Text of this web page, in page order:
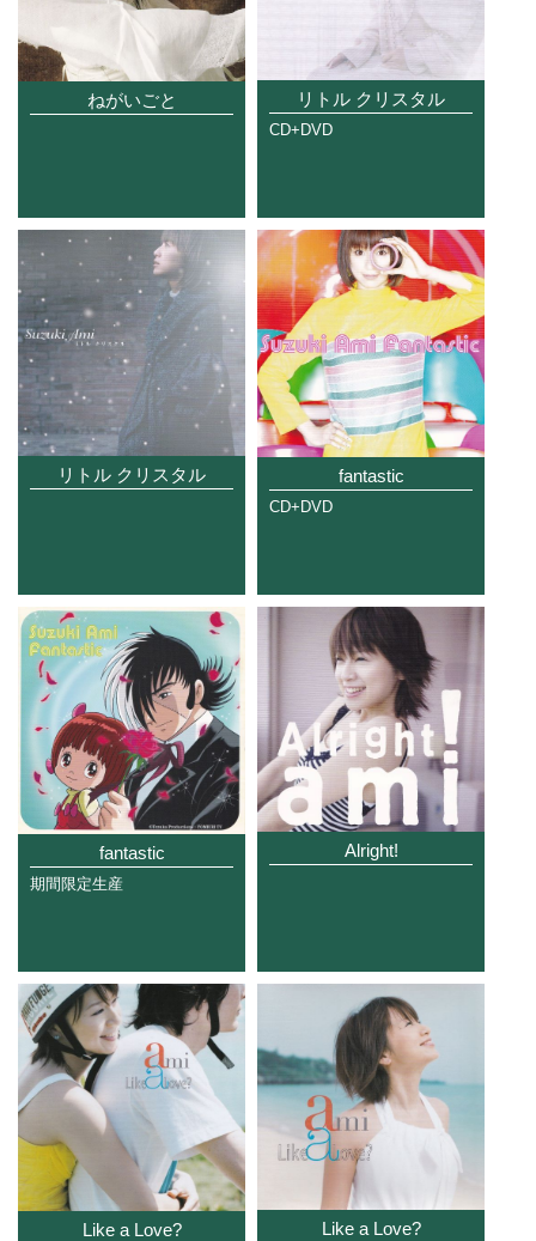
ねがいごと リトル クリスタル
CD+DVD
リトル クリスタル fantastic
CD+DVD
fantastic
期間限定生産
Alright!
Like a Love? Like a Love?